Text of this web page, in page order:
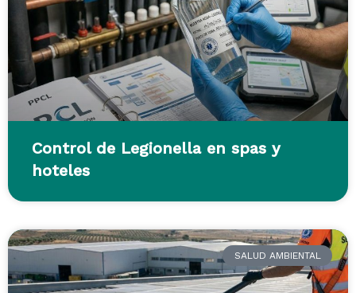
Control de Legionella en spas y
hoteles
SALUD AMBIENTAL